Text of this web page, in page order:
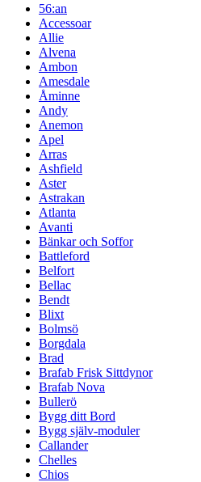
56:an
Accessoar
Allie
Alvena
Ambon
Amesdale
Åminne
Andy
Anemon
Apel
Arras
Ashfield
Aster
Astrakan
Atlanta
Avanti
Bänkar och Soffor
Battleford
Belfort
Bellac
Bendt
Blixt
Bolmsö
Borgdala
Brad
Brafab Frisk Sittdynor
Brafab Nova
Bullerö
Bygg ditt Bord
Bygg själv-moduler
Callander
Chelles
Chios